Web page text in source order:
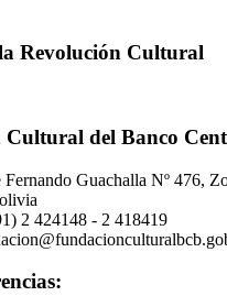
Revolución Cultural
Cultural del Banco
Fernando Guachalla Nº 476,
2 424148 - 2 418419